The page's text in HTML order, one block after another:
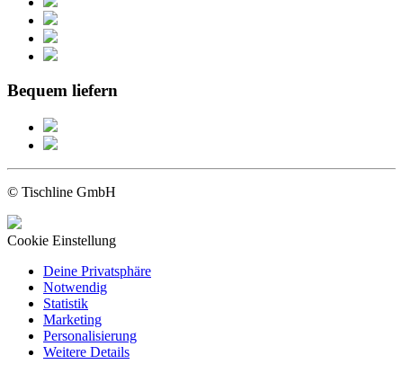
Bequem liefern
© Tischline GmbH
Cookie Einstellung
Deine Privatsphäre
Notwendig
Statistik
Marketing
Personalisierung
Weitere Details